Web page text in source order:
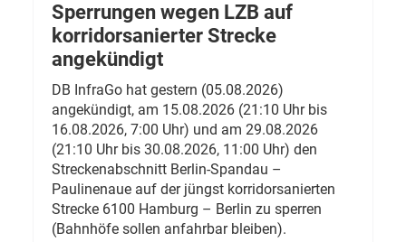
Sperrungen wegen LZB auf
korridorsanierter Strecke
angekündigt
DB InfraGo hat gestern (05.08.2026)
angekündigt, am 15.08.2026 (21:10 Uhr bis
16.08.2026, 7:00 Uhr) und am 29.08.2026
(21:10 Uhr bis 30.08.2026, 11:00 Uhr) den
Streckenabschnitt Berlin-Spandau –
Paulinenaue auf der jüngst korridorsanierten
Strecke 6100 Hamburg – Berlin zu sperren
(Bahnhöfe sollen anfahrbar bleiben).